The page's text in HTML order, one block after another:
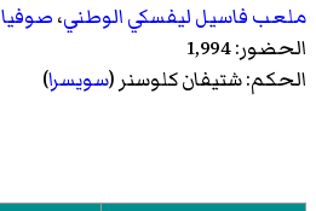
ملعب فاسيل ليفسكي الوطني،صوفيا
الحضور: 1,994
الحكم:شتيفان كلوسنر(سويسرا)